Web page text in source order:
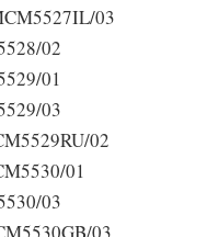
03
02
01
03
02
01
03